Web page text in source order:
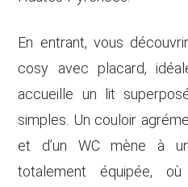
En entrant, vous
cosy avec placard,
accueille un lit
simples. Un couloir
et d’un WC mène à
totalement équipée,